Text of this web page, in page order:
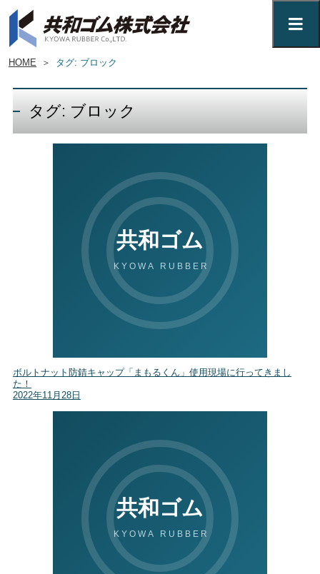
HOME ＞ タグ: ブロック
タグ: ブロック
ボルトナット防錆キャップ「まもるくん」使用現場に行ってきまし
た！
2022年11月28日